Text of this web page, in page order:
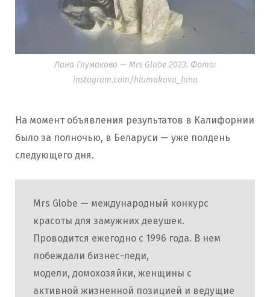
Лана Глумакова — Mrs Globe 2023. Фото:
instagram.com/hlumakova_lana
На момент объявления результатов в Калифорнии
было за полночью, в Беларуси — уже полдень
следующего дня.
Mrs Globe — международный конкурс
красоты для замужних девушек.
Проводится ежегодно с 1996 года. В нем
побеждали бизнес-леди,
модели, домохозяйки, женщины с
активной жизненной позицией и ведущие